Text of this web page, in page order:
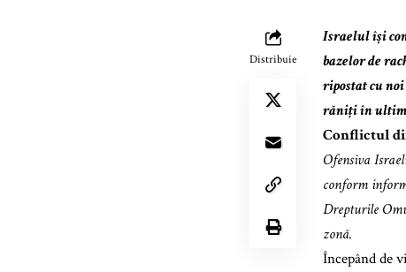
Distribuie
Israelul își
bazelor de
ripostat cu
răniți în
Conflictul
Ofensiva
conform
Drepturile
zonă.
Începând de